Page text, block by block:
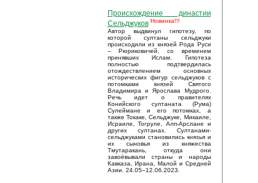
Происхождение династии
Сельджуков Новинка!!!
Автор выдвинул гипотезу, по
которой султаны сельджуки
происходили из князей Рода Руси
– Рюриковичей, со временем
принявших Ислам. Гипотеза
полностью подтвердилась
отождествлением основных
исторических фигур сельджуков с
потомками князей Святого
Владимира и Ярослава Мудрого.
Речь идет о правителях
Конийского султаната (Рума)
Сулеймане и его потомках, а
также Токаке, Сельджуке, Микаиле,
Исраиле, Тогруле, Алп-Арслане и
других султанах. Султанами-
сельджуками становились князья и
их сыновья из княжества
Тмутаракань, откуда они
завоёвывали страны и народы
Кавказа, Ирана, Малой и Средней
Азии. 24.05–12.06.2023.